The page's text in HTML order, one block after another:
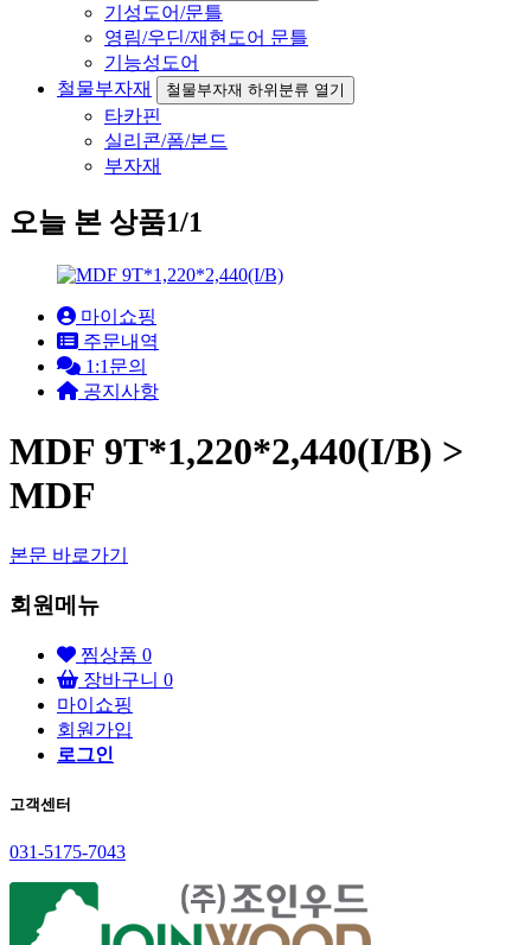
기성도어/문틀
영림/우딘/재현도어 문틀
기능성도어
철물부자재
철물부자재 하위분류 열기
타카핀
실리콘/폼/본드
부자재
오늘 본 상품1/1
마이쇼핑
주문내역
1:1문의
공지사항
MDF 9T*1,220*2,440(I/B) >
MDF
본문 바로가기
회원메뉴
찜상품 0
장바구니 0
마이쇼핑
회원가입
로그인
고객센터
031-5175-7043